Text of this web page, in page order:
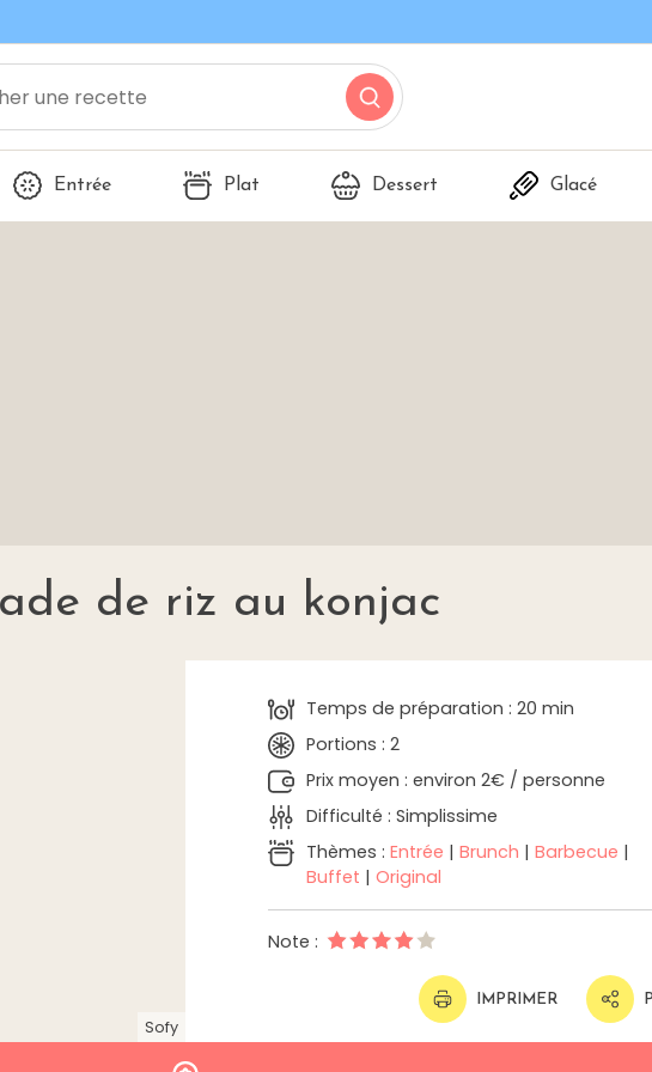
Entrée Plat Dessert Glacé
de riz au konjac
Sofy
Temps de préparation : 20 min
Portions : 2
Prix moyen : environ 2€ / personne
Difficulté : Simplissime
Thèmes :Entrée |Brunch |Barbecue |
Buffet |Original
Note :
IMPRIMER